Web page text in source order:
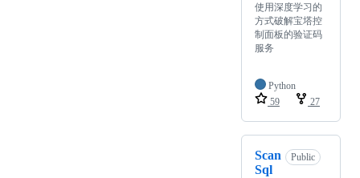
使用深度学习的
方式破解宝塔控
制面板的验证码
服务
Python
59
27
Scan
Sql
Public